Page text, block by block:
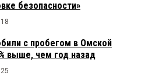
безопасности»
с пробегом в Омской
выше, чем год назад